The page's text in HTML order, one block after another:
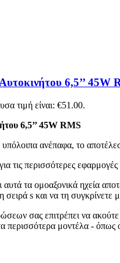
6,5’’ 45W
τιμή είναι: €51.00.
6,5’’ 45W RMS
ανέπαφα, το
τις περισσότερες
τα ομοαξονικά ηχεία
s και να τη συγκρίνετε
σας επιτρέπει να
μοντέλα - όπως